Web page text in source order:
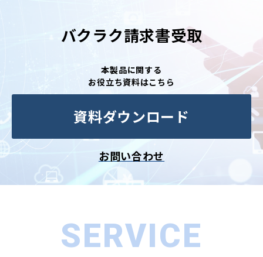
バクラク請求書受取
本製品に関する
お役立ち資料はこちら
資料ダウンロード
お問い合わせ
SERVICE